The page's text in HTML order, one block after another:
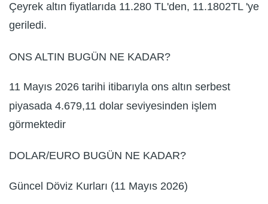
Çeyrek altın fiyatlarıda 11.280 TL'den, 11.1802TL 'ye
geriledi.
ONS ALTIN BUGÜN NE KADAR?
11 Mayıs 2026 tarihi itibarıyla ons altın serbest
piyasada 4.679,11 dolar seviyesinden işlem
görmektedir
DOLAR/EURO BUGÜN NE KADAR?
Güncel Döviz Kurları (11 Mayıs 2026)